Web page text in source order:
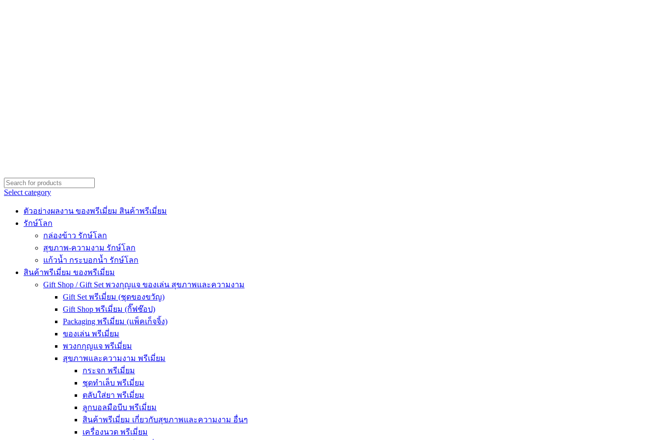
Select category
ตัวอย่างผลงาน ของพรีเมี่ยม สินค้าพรีเมี่ยม
รักษ์โลก
กล่องข้าว รักษ์โลก
สุขภาพ-ความงาม รักษ์โลก
แก้วน้ำ กระบอกน้ำ รักษ์โลก
สินค้าพรีเมี่ยม ของพรีเมี่ยม
Gift Shop / Gift Set พวงกุญแจ ของเล่น สุขภาพและความงาม
Gift Set พรีเมี่ยม (ชุดของขวัญ)
Gift Shop พรีเมี่ยม (กิ๊ฟช๊อป)
Packaging พรีเมี่ยม (แพ็คเก็จจิ้ง)
ของเล่น พรีเมี่ยม
พวงกกุญแจ พรีเมี่ยม
สุขภาพและความงาม พรีเมี่ยม
กระจก พรีเมี่ยม
ชุดทำเล็บ พรีเมี่ยม
ตลับใส่ยา พรีเมี่ยม
ลูกบอลมือบีบ พรีเมี่ยม
สินค้าพรีเมี่ยม เกี่ยวกับสุขภาพและความงาม อื่นๆ
เครื่องนวด พรีเมี่ยม